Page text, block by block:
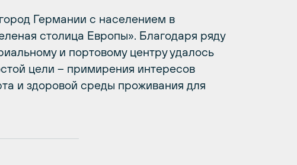
Германии с населением в
столица Европы». Благодаря ряду
и портовому центру удалось
цели – примирения интересов
и здоровой среды проживания для